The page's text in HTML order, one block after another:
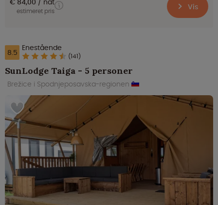
estimeret pris Vis
8.5 Enestående
(141)
SunLodge Taiga - 5 personer
Brežice i Spodnjeposavska-regionen